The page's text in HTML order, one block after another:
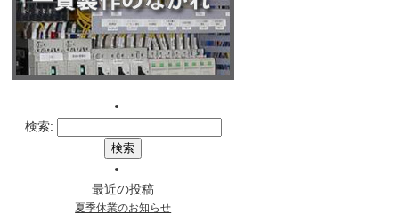
検索:
最近の投稿
夏季休業のお知らせ